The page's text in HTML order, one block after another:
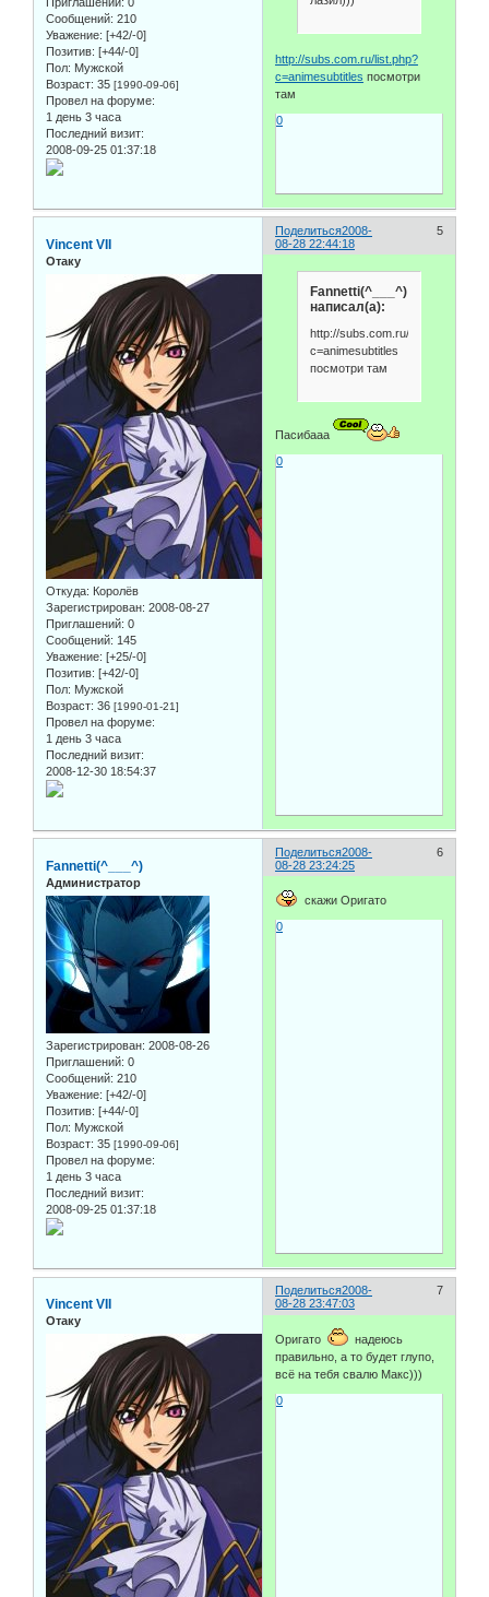
Сообщений: 210
Уважение: [+42/-0]
Позитив: [+44/-0]
Пол: Мужской
Возраст: 35 [1990-09-06]
Провел на форуме:
1 день 3 часа
Последний визит:
2008-09-25 01:37:18
http://subs.com.ru/list.php?
c=animesubtitles посмотри
там
0
Поделиться 5
2008-
08-28 22:44:18
Vincent VII
Отаку
Откуда: Королёв
Зарегистрирован: 2008-08-27
Приглашений: 0
Сообщений: 145
Уважение: [+25/-0]
Позитив: [+42/-0]
Пол: Мужской
Возраст: 36 [1990-01-21]
Провел на форуме:
1 день 3 часа
Последний визит:
2008-12-30 18:54:37
Fannetti(^___^)
написал(а):
http://subs.com.ru/list.php?
c=animesubtitles
посмотри там
Пасибааа
0
Поделиться 6
2008-
08-28 23:24:25
Fannetti(^___^)
Администратор
Зарегистрирован: 2008-08-26
Приглашений: 0
Сообщений: 210
Уважение: [+42/-0]
Позитив: [+44/-0]
Пол: Мужской
Возраст: 35 [1990-09-06]
Провел на форуме:
1 день 3 часа
Последний визит:
2008-09-25 01:37:18
скажи Оригато
0
Поделиться 7
2008-
08-28 23:47:03
Vincent VII
Отаку
Оригато
надеюсь
правильно, а то будет глупо,
всё на тебя свалю Макс)))
0